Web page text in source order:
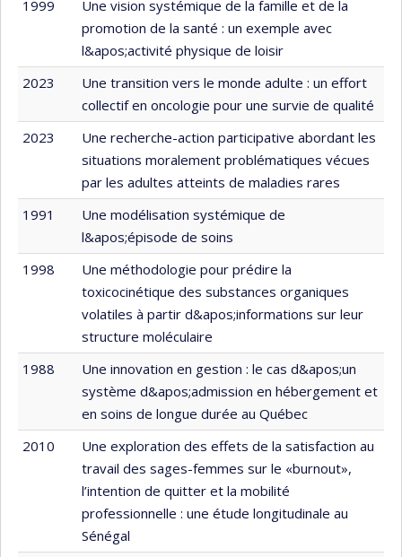
1999
Une vision systémique de la famille et de la
promotion de la santé : un exemple avec
l&apos;activité physique de loisir
2023
Une transition vers le monde adulte : un effort
collectif en oncologie pour une survie de qualité
2023
Une recherche-action participative abordant les
situations moralement problématiques vécues
par les adultes atteints de maladies rares
1991
Une modélisation systémique de
l&apos;épisode de soins
1998
Une méthodologie pour prédire la
toxicocinétique des substances organiques
volatiles à partir d&apos;informations sur leur
structure moléculaire
1988
Une innovation en gestion : le cas d&apos;un
système d&apos;admission en hébergement et
en soins de longue durée au Québec
2010
Une exploration des effets de la satisfaction au
travail des sages-femmes sur le «burnout»,
l’intention de quitter et la mobilité
professionnelle : une étude longitudinale au
Sénégal